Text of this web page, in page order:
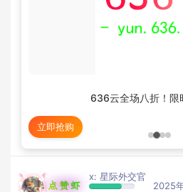
636云全场八折！限
立即抢购
点赞虾
x: 星际外交官
2025